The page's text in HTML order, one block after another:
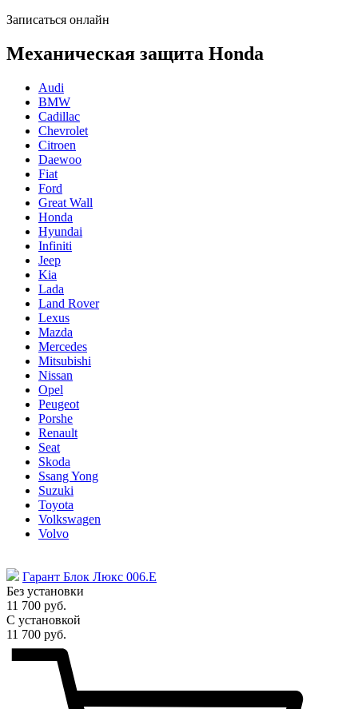
Записаться онлайн
Механическая защита Honda
Audi
BMW
Cadillac
Chevrolet
Citroen
Daewoo
Fiat
Ford
Great Wall
Honda
Hyundai
Infiniti
Jeep
Kia
Lada
Land Rover
Lexus
Mazda
Mercedes
Mitsubishi
Nissan
Opel
Peugeot
Porshe
Renault
Seat
Skoda
Ssang Yong
Suzuki
Toyota
Volkswagen
Volvo
Гарант Блок Люкс 006.E
Без установки
11 700 руб.
С установкой
11 700 руб.